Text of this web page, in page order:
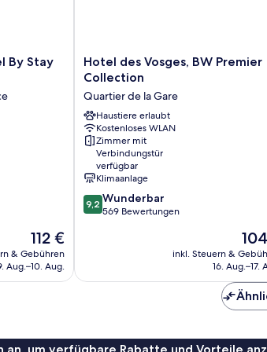
By Stay
Der
Preis
beträgt
112 €
& Gebühren
Aug.–10. Aug.
Hotel
des
BW
Premier
Collection
Quartier
la
Gare
Hotel des Vosges, BW Premier
Collection
Quartier de la Gare
Haustiere erlaubt
Kostenloses WLAN
Zimmer mit
Verbindungstür
verfügbar
Klimaanlage
9.2
von
9,2 Wunderbar
569 Bewertungen
Der
Preis
inkl. Steuern &
16. Aug.–17.